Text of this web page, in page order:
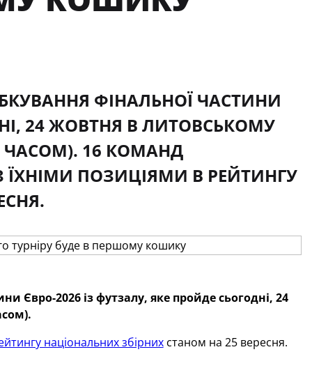
ФІНАЛЬНОЇ ЧАСТИНИ
24 ЖОВТНЯ В ЛИТОВСЬКОМУ
ЧАСОМ). 16 КОМАНД
ПОЗИЦІЯМИ В РЕЙТИНГУ
Євро-2026 із футзалу, яке пройде сьогодні, 24
національних збірнихстаном на 25 вересня.